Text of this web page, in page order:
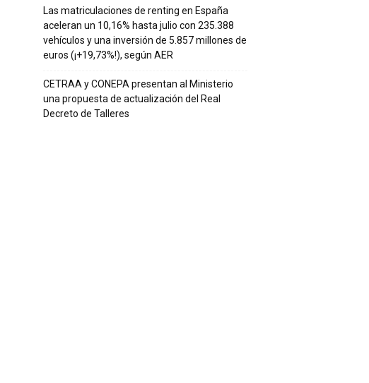
Las matriculaciones de renting en España
aceleran un 10,16% hasta julio con 235.388
vehículos y una inversión de 5.857 millones de
euros (¡+19,73%!), según AER
CETRAA y CONEPA presentan al Ministerio
una propuesta de actualización del Real
Decreto de Talleres